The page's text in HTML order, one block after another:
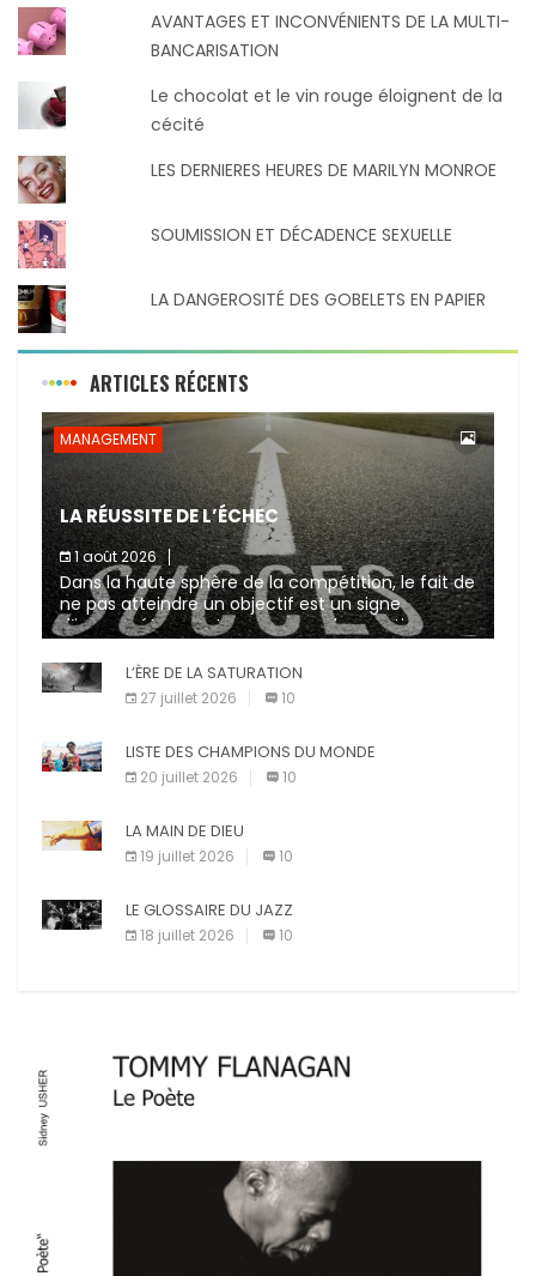
AVANTAGES ET INCONVÉNIENTS DE LA MULTI-
BANCARISATION
Le chocolat et le vin rouge éloignent de la
cécité
LES DERNIERES HEURES DE MARILYN MONROE
SOUMISSION ET DÉCADENCE SEXUELLE
LA DANGEROSITÉ DES GOBELETS EN PAPIER
ARTICLES RÉCENTS
MANAGEMENT
LA RÉUSSITE DE L’ÉCHEC
1 août 2026
Dans la haute sphère de la compétition, le fait de
ne pas atteindre un objectif est un signe
d’incompétence et une source de sanctions
diverses (avertissement, […]
L’ÈRE DE LA SATURATION
27 juillet 2026 10
LISTE DES CHAMPIONS DU MONDE
20 juillet 2026 10
LA MAIN DE DIEU
19 juillet 2026 10
LE GLOSSAIRE DU JAZZ
18 juillet 2026 10